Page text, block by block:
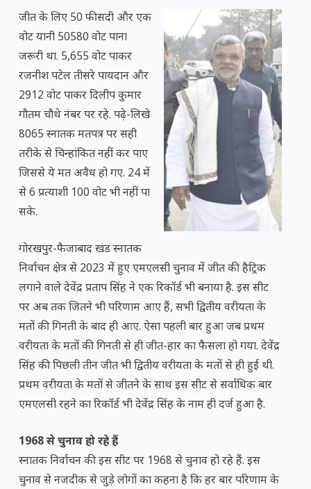
जीत के लिए 50 फीसदी और एक
वोट यानी 50580 वोट पाना
जरूरी था. 5,655 वोट पाकर
रजनीश पटेल तीसरे पायदान और
2912 वोट पाकर दिलीप कुमार
गौतम चौथे नंबर पर रहे. पढ़े-लिखे
8065 स्नातक मतपत्र पर सही
तरीके से चिन्हांकित नहीं कर पाए
जिससे ये मत अवैध हो गए. 24 में
से 6 प्रत्याशी 100 वोट भी नहीं पा
सके.
गोरखपुर-फैजाबाद खंड स्नातक
निर्वाचन क्षेत्र से 2023 में हुए एमएलसी चुनाव में जीत की हैट्रिक
लगाने वाले देवेंद्र प्रताप सिंह ने एक रिकॉर्ड भी बनाया है. इस सीट
पर अब तक जितने भी परिणाम आए हैं, सभी द्वितीय वरीयता के
मतों की गिनती के बाद ही आए. ऐसा पहली बार हुआ जब प्रथम
वरीयता के मतों की गिनती से ही जीत-हार का फैसला हो गया. देवेंद्र
सिंह की पिछली तीन जीत भी द्वितीय वरीयता के मतों से ही हुई थी.
प्रथम वरीयता के मतों से जीतने के साथ इस सीट से सर्वाधिक बार
एमएलसी रहने का रिकॉर्ड भी देवेंद्र सिंह के नाम ही दर्ज हुआ है.
1968 से चुनाव हो रहे हैं
स्नातक निर्वाचन की इस सीट पर 1968 से चुनाव हो रहे हैं. इस
चुनाव से नजदीक से जुड़े लोगों का कहना है कि हर बार परिणाम के